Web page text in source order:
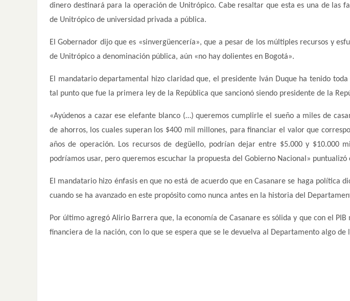
dinero destinará para la operación de Unitrópico. Cabe resaltar que esta es una de las
de Unitrópico de universidad privada a pública.
El Gobernador dijo que es «sinvergüencería», que a pesar de los múltiples recursos y
de Unitrópico a denominación pública, aún «no hay dolientes en Bogotá».
El mandatario departamental hizo claridad que, el presidente Iván Duque ha tenido
tal punto que fue la primera ley de la República que sancionó siendo presidente de la
«Ayúdenos a cazar ese elefante blanco (…) queremos cumplirle el sueño a miles de
de ahorros, los cuales superan los $400 mil millones, para financiar el valor que
años de operación. Los recursos de degüello, podrían dejar entre $5.000 y $10.000
podríamos usar, pero queremos escuchar la propuesta del Gobierno Nacional» puntualizó
El mandatario hizo énfasis en que no está de acuerdo que en Casanare se haga política
cuando se ha avanzado en este propósito como nunca antes en la historia del
Por último agregó Alirio Barrera que, la economía de Casanare es sólida y que con el
financiera de la nación, con lo que se espera que se le devuelva al Departamento algo de